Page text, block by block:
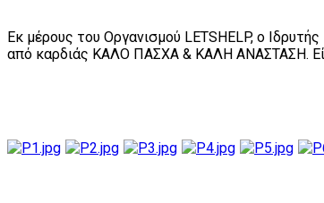
Εκ μέρους του Οργανισμού LETSHELP, ο
από καρδιάς ΚΑΛΟ ΠΑΣΧΑ & ΚΑΛΗ ΑΝΑΣΤΑΣΗ.